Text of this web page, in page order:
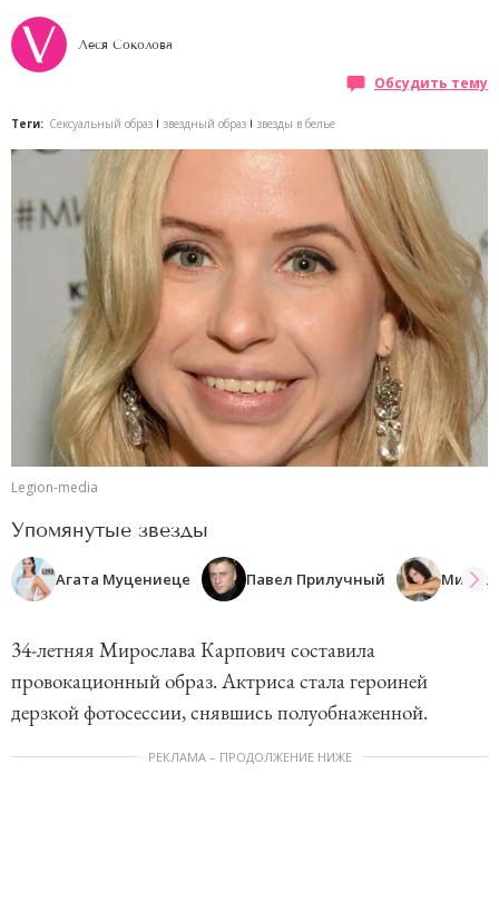
Леся Соколова
Обсудить тему
Теги: Сексуальный образ звездный образ звезды в белье
Legion-media
Упомянутые звезды
Агата Муцениеце Павел Прилучный
34-летняя Мирослава Карпович составила
провокационный образ. Актриса стала героиней
дерзкой фотосессии, снявшись полуобнаженной.
РЕКЛАМА – ПРОДОЛЖЕНИЕ НИЖЕ